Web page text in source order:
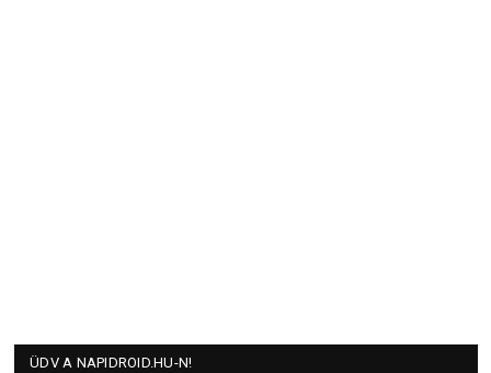
ÜDV A NAPIDROID.HU-N!